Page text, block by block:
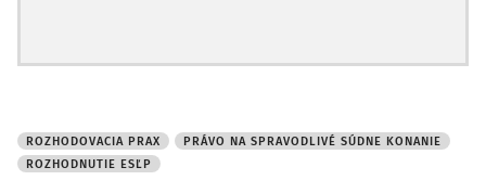
ROZHODOVACIA PRAX
PRÁVO NA SPRAVODLIVÉ SÚDNE KONANIE
ROZHODNUTIE ESĽP